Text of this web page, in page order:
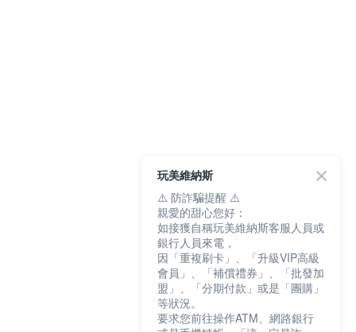
玩美維納斯
⚠️ 防詐騙提醒 ⚠️
親愛的甜心您好：
如接獲自稱玩美維納斯客服人員或
銀行人員來電，
因「重複刷卡」、「升級VIP高級
會員」、「補償禮券」、「批發加
盟」、「分期付款」或是「團購」
等狀況。
要求您前往操作ATM、網路銀行